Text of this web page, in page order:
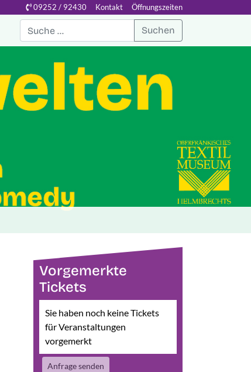
09252 / 92430 Kontakt Öffnungszeiten
Suchen
Vorgemerkte
Tickets
Sie haben noch keine Tickets
für Veranstaltungen
vorgemerkt
Anfrage senden